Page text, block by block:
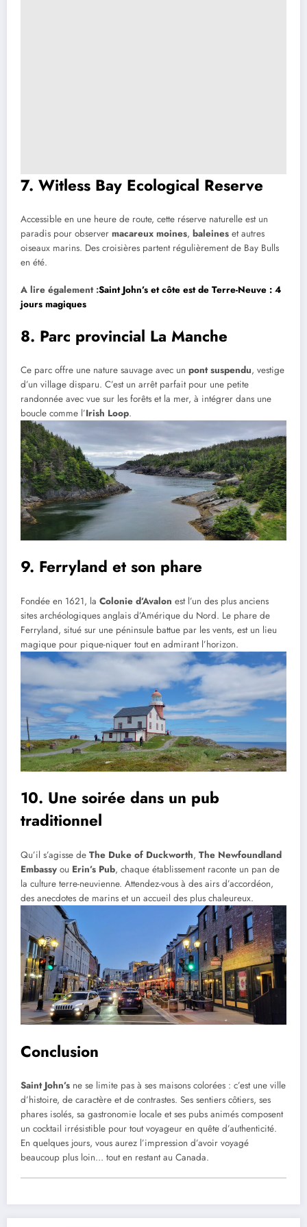
7. Witless Bay Ecological Reserve
Accessible en une heure de route, cette réserve naturelle est un
paradis pour observer macareux moines, baleines et autres
oiseaux marins. Des croisières partent régulièrement de Bay Bulls
en été.
A lire également :Saint John’s et côte est de Terre-Neuve : 4
jours magiques
8. Parc provincial La Manche
Ce parc offre une nature sauvage avec un pont suspendu, vestige
d’un village disparu. C’est un arrêt parfait pour une petite
randonnée avec vue sur les forêts et la mer, à intégrer dans une
boucle comme l’Irish Loop.
9. Ferryland et son phare
Fondée en 1621, la Colonie d’Avalon est l’un des plus anciens
sites archéologiques anglais d’Amérique du Nord. Le phare de
Ferryland, situé sur une péninsule battue par les vents, est un lieu
magique pour pique-niquer tout en admirant l’horizon.
10. Une soirée dans un pub
traditionnel
Qu’il s’agisse de The Duke of Duckworth, The Newfoundland
Embassy ou Erin’s Pub, chaque établissement raconte un pan de
la culture terre-neuvienne. Attendez-vous à des airs d’accordéon,
des anecdotes de marins et un accueil des plus chaleureux.
Conclusion
Saint John’s ne se limite pas à ses maisons colorées : c’est une ville
d’histoire, de caractère et de contrastes. Ses sentiers côtiers, ses
phares isolés, sa gastronomie locale et ses pubs animés composent
un cocktail irrésistible pour tout voyageur en quête d’authenticité.
En quelques jours, vous aurez l’impression d’avoir voyagé
beaucoup plus loin… tout en restant au Canada.